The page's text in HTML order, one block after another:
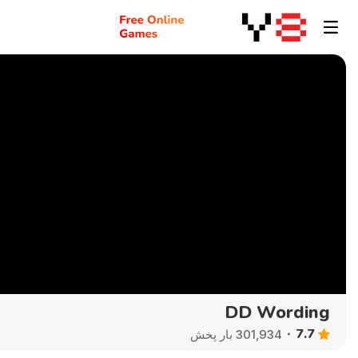
DD Wording
7.7 301,934 بار پخش